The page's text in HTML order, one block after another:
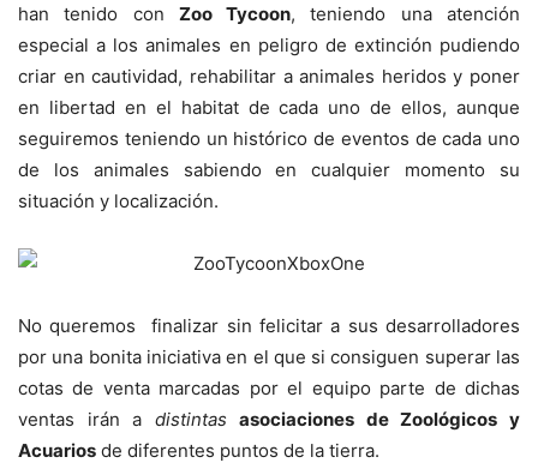
han tenido con Zoo Tycoon, teniendo una atención
especial a los animales en peligro de extinción pudiendo
criar en cautividad, rehabilitar a animales heridos y poner
en libertad en el habitat de cada uno de ellos, aunque
seguiremos teniendo un histórico de eventos de cada uno
de los animales sabiendo en cualquier momento su
situación y localización.
No queremos finalizar sin felicitar a sus desarrolladores
por una bonita iniciativa en el que si consiguen superar las
cotas de venta marcadas por el equipo parte de dichas
ventas irán adistintas asociaciones de Zoológicos y
Acuarios de diferentes puntos de la tierra.